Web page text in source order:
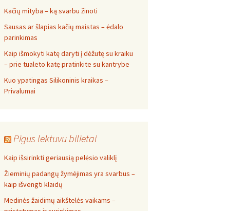
Kačių mityba – ką svarbu žinoti
Sausas ar šlapias kačių maistas – ėdalo
parinkimas
Kaip išmokyti katę daryti į dėžutę su kraiku
– prie tualeto katę pratinkite su kantrybe
Kuo ypatingas Silikoninis kraikas –
Privalumai
Pigus lektuvu bilietai
Kaip išsirinkti geriausią pelėsio valiklį
Žieminių padangų žymėjimas yra svarbus –
kaip išvengti klaidų
Medinės žaidimų aikštelės vaikams –